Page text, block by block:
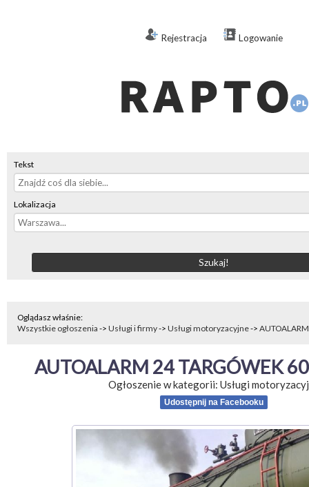
Rejestracja Logowanie
Tekst
Lokalizacja
Oglądasz właśnie:
Wszystkie ogłoszenia -> Usługi i firmy-> Usługi motoryzacyjne->
AUTOALARM 24 TARGÓWEK
Ogłoszenie w kategorii: Usługi
Udostępnij na Facebooku